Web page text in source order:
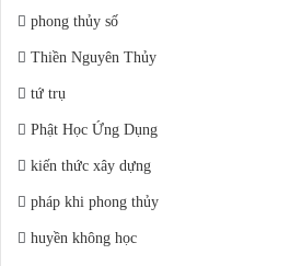
phong thủy số
Thiền Nguyên Thủy
tứ trụ
Phật Học Ứng Dụng
kiến thức xây dựng
pháp khi phong thủy
huyền không học